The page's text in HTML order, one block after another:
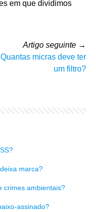
em que dividimos
Artigo seguinte →
Quantas micras deve ter
um filtro?
marca?
crimes ambientais?
assinado?